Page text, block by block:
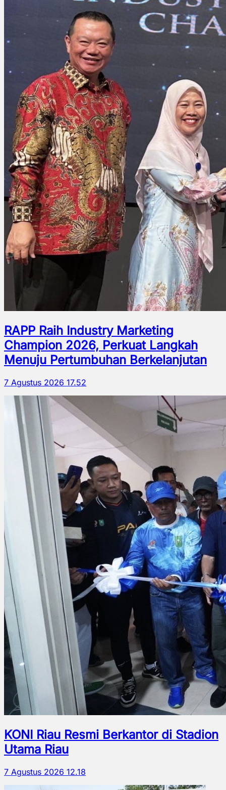
RAPP Raih Industry Marketing
Champion 2026, Perkuat Langkah
Menuju Pertumbuhan Berkelanjutan
7 Agustus 2026 17.52
KONI Riau Resmi Berkantor di Stadion
Utama Riau
7 Agustus 2026 12.18